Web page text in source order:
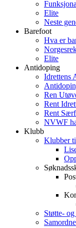
Elite
Neste
Barefoot
Hva er
Elite
Antidoping
Idrettens
Ren
Rent
Rent
NVWF
Klubb
Klubber
Støtte-